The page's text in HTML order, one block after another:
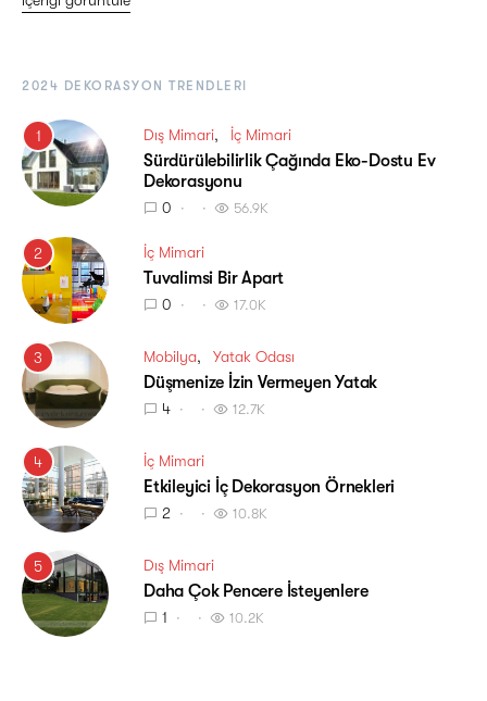
2024 DEKORASYON TRENDLERI
1 Dış Mimari İç Mimari
Sürdürülebilirlik Çağında Eko-Dostu Ev
Dekorasyonu
0 56.9K
2 İç Mimari
Tuvalimsi Bir Apart
0 17.0K
3 Mobilya Yatak Odası
Düşmenize İzin Vermeyen Yatak
4 12.7K
4 İç Mimari
Etkileyici İç Dekorasyon Örnekleri
2 10.8K
5 Dış Mimari
Daha Çok Pencere İsteyenlere
1 10.2K